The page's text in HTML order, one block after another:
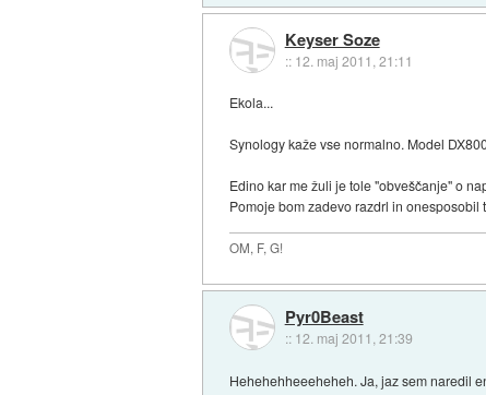
Keyser Soze
:: 12. maj 2011, 21:11
Ekola...
Synology kaže vse normalno. Model
Edino kar me žuli je tole "obveščanje" o
Pomoje bom zadevo razdrl in onesposobil
OM, F, G!
Pyr0Beast
:: 12. maj 2011, 21:39
Hehehehheeeheheh. Ja, jaz sem naredil